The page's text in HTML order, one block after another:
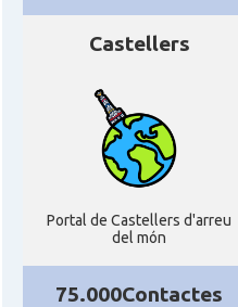
Castellers
Portal de Castellers d'arreu
del món
75.000Contactes